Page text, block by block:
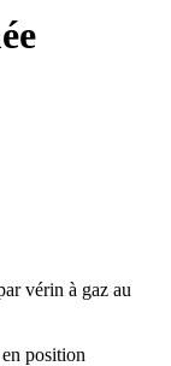
vérin à gaz au
position